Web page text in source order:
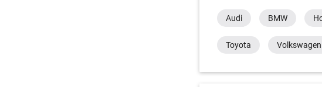
Audi BMW
Toyota Volkswagen